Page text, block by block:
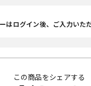
はログイン後、ご入力いただ
この商品をシェアする